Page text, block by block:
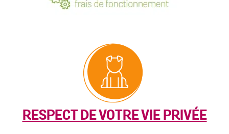
RESPECT DE VOTRE VIE PRIVÉE